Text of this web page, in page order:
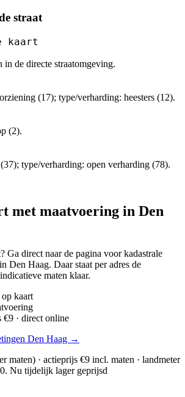
straat
kaart
in de directe straatomgeving.
(17); type/verharding: heesters (12).
(2).
type/verharding: open verharding (78).
met maatvoering in Den
Ga direct naar de pagina voor kadastrale
Den Haag. Daar staat per adres de
maten klaar.
op kaart
€9 · direct online
Den Haag →
maten) · actieprijs €9 incl. maten · landmeter
Nu tijdelijk lager geprijsd